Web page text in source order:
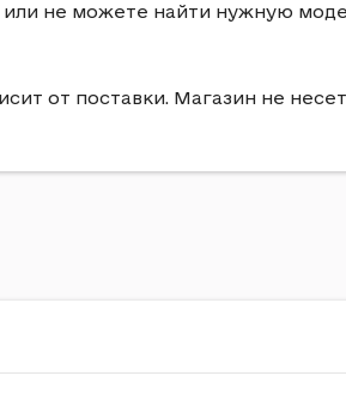
или не можете найти нужную
от поставки. Магазин не несет